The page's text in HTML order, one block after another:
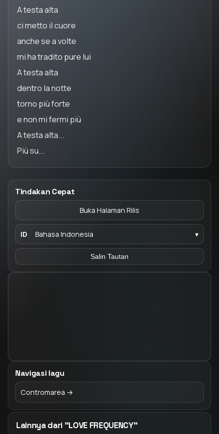
Tindakan Cepat
Buka Halaman Rilis
ID Bahasa Indonesia ▾
Salin Tautan
Navigasi lagu
Contromarea →
A testa alta
ci metto il cuore
anche se a volte
mi ha tradito pure lui
A testa alta
dentro la notte
torno più forte
e non mi fermi più
A testa alta...
Più su...
Lainnya dari "LOVE FREQUENCY"